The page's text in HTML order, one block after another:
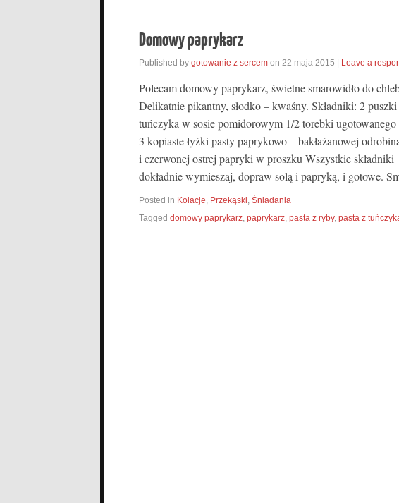
Domowy paprykarz
Published by gotowanie z sercem on 22 maja 2015 | Leave a
Polecam domowy paprykarz, świetne smarowidło do
Delikatnie pikantny, słodko – kwaśny. Składniki: 2 puszki
tuńczyka w sosie pomidorowym 1/2 torebki ugotowanego
3 kopiaste łyżki pasty paprykowo – bakłażanowej
i czerwonej ostrej papryki w proszku Wszystkie składniki
dokładnie wymieszaj, dopraw solą i papryką, i gotowe.
Posted in Kolacje Przekąski Śniadania
Tagged domowy paprykarz paprykarz pasta z ryby, pasta z